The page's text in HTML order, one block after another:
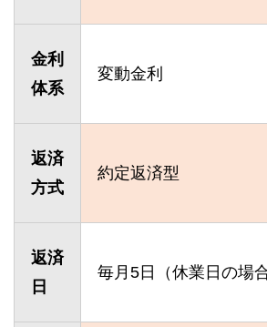
金利
体系
変動金利
返済
方式
約定返済型
返済
日
毎月5日（休業日の場